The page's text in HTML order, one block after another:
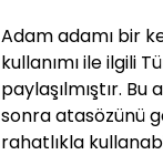
Adam adamı bir
kullanımı ile ilgili
paylaşılmıştır.
sonra atasözünü
rahatlıkla